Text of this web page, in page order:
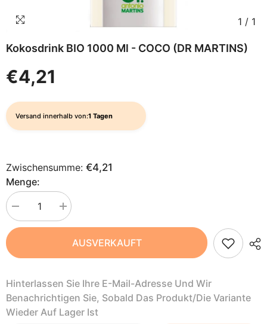
1 / 1
Kokosdrink BIO 1000 Ml - COCO (DR MARTINS)
€4,21
Versand innerhalb von:1 Tagen
Zwischensumme: €4,21
Menge:
verringern
für
1000
COCO
MARTINS)
Menge
erhöhen
für
Kokosdrink
BIO
COCO
MARTINS)
AUSVERKAUFT
Hinterlassen Sie Ihre E-Mail-Adresse Und Wir
Benachrichtigen Sie, Sobald Das Produkt/die Variante
Wieder Auf Lager Ist